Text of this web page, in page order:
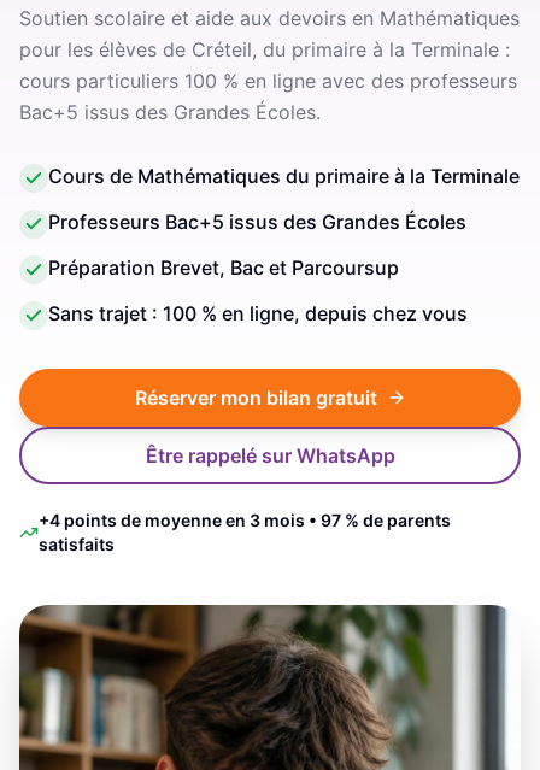
Soutien scolaire et aide aux devoirs en Mathématiques
pour les élèves de Créteil, du primaire à la Terminale :
cours particuliers 100 % en ligne avec des professeurs
Bac+5 issus des Grandes Écoles.
Cours de Mathématiques du primaire à la Terminale
Professeurs Bac+5 issus des Grandes Écoles
Préparation Brevet, Bac et Parcoursup
Sans trajet : 100 % en ligne, depuis chez vous
Réserver mon bilan gratuit
Être rappelé sur WhatsApp
+4 points de moyenne en 3 mois • 97 % de parents
satisfaits